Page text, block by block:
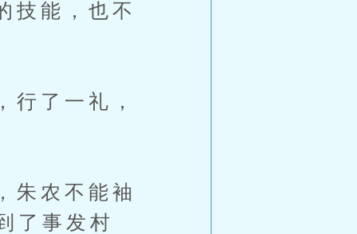
能，也不
了一礼，
农不能袖
了事发村